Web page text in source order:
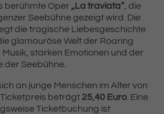
berühmte Oper „La traviata“ , die
Seebühne gezeigt wird. Die
die tragische Liebesgeschichte
glamouröse Welt der Roaring
starken Emotionen und der
der Seebühne.
an junge Menschen im Alter von
Ticketpreis beträgt 25,40 Euro . Eine
Ticketbuchung ist